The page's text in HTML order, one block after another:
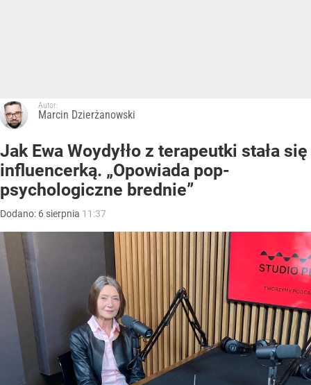
Autor:
Marcin Dzierżanowski
Jak Ewa Woydyłło z terapeutki stała się
influencerką. „Opowiada pop-
psychologiczne brednie”
Dodano: 6 sierpnia 11:37